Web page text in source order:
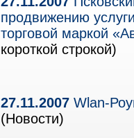
продвижению
торговой маркой
короткой строкой)
27.11.2007 Wlan-
(Новости)